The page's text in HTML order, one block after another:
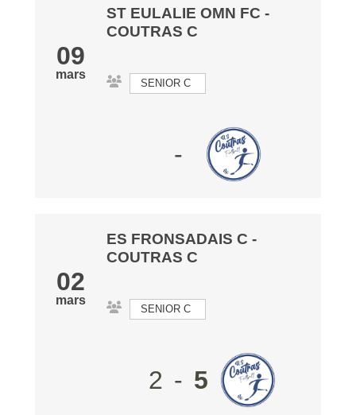
09
mars
ST EULALIE OMN FC -
COUTRAS C
SENIOR C
-
02
mars
ES FRONSADAIS C -
COUTRAS C
SENIOR C
2 - 5